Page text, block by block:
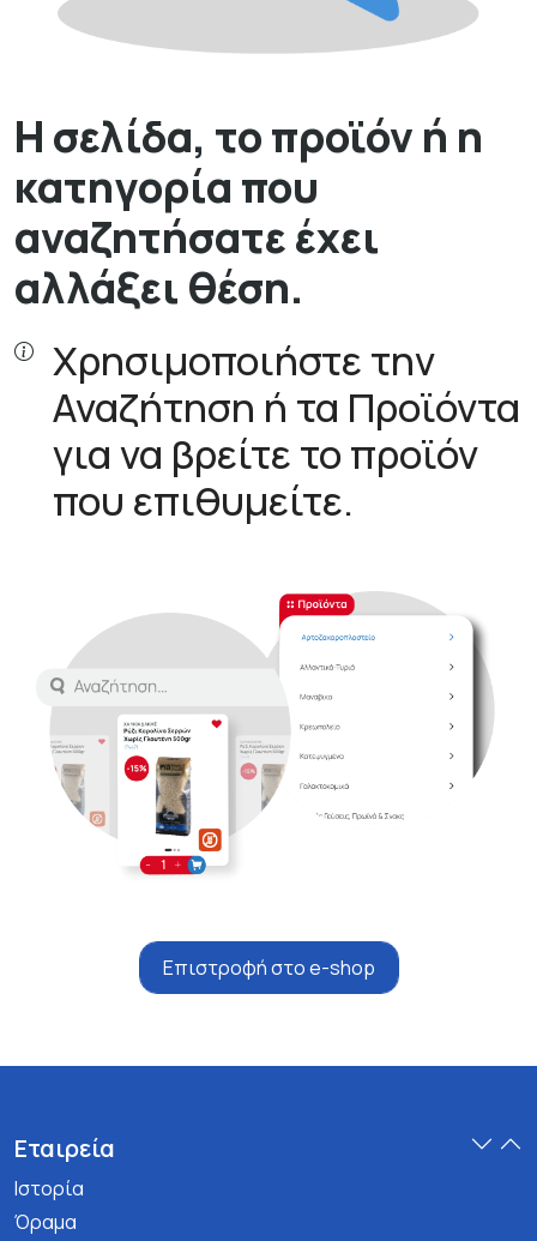
Η σελίδα, το προϊόν ή η
κατηγορία που
αναζητήσατε έχει
αλλάξει θέση.
Χρησιμοποιήστε την
Αναζήτηση ή τα Προϊόντα
για να βρείτε το προϊόν
που επιθυμείτε.
Επιστροφή στο e-shop
Εταιρεία
Ιστορία
Όραμα